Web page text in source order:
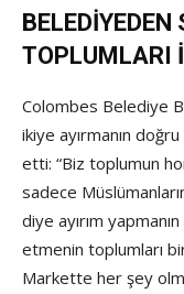
BELEDİYEDEN
TOPLUMLARI
Colombes Belediye
ikiye ayırmanın
etti: “Biz toplumun
sadece
diye ayırım
etmenin toplumları
Markette her şey